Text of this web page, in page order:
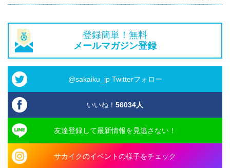
登録簡単！無料
メールマガジン登録
@sakaiku_jp Twitterフォロー
いいね！ 56034人
友達登録して最新情報を見逃さない！
サカイクのイベントの様子をチェック